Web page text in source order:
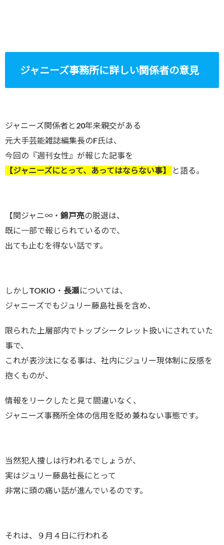
ジャニーズ事務所に詳しい関係者の意見
ジャニーズ関係者と20年来親交がある
元大手芸能雑誌編集長のF氏は、
今回の『週刊女性』が報じた記事を
【ジャニーズにとって、あってはならない事】
と語る。
【関ジャニ∞・ 錦戸亮の脱退は、
既に一部で報じられているので、
出ても止むを得ない話です。
しかしTOKIO・ 長瀬については、
ジャニーズでもジュリー藤島社長を含め、
限られた上層部内でトップシークレット扱いにされていた
事で、
これが表沙汰になる事は、社内にジュリー現体制に反感を
抱くものが、
情報をリークしたと見て間違いなく、
ジャニーズ事務所全体の信用を貶め兼ねない事態です。
当然犯人捜しは行われるでしょうが、
実はジュリー藤島社長にとって
非常に頭の痛い話が進んでいるのです。
それは、９月４日に行われる